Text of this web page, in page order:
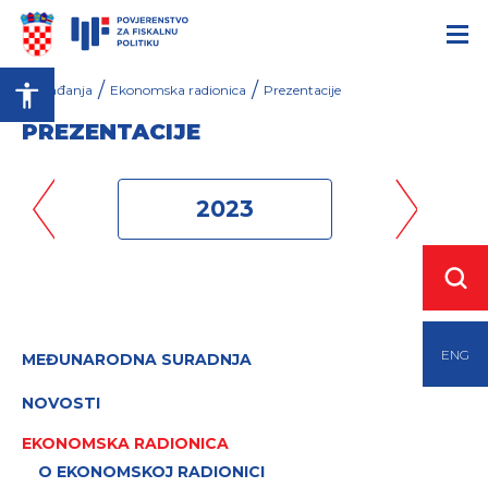
ENG
Događanja / Ekonomska radionica / Prezentacije
PREZENTACIJE
2023
MEĐUNARODNA SURADNJA
NOVOSTI
EKONOMSKA RADIONICA
O EKONOMSKOJ RADIONICI